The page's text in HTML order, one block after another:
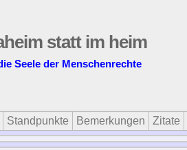
statt im heim
Seele der Menschenrechte
Standpunkte Bemerkungen Zitate